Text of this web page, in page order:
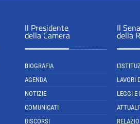
Il Presidente
della Camera
BIOGRAFIA
AGENDA
NOTIZIE
COMUNICATI
DISCORSI
Il
della
LAVORI
LEGGI E